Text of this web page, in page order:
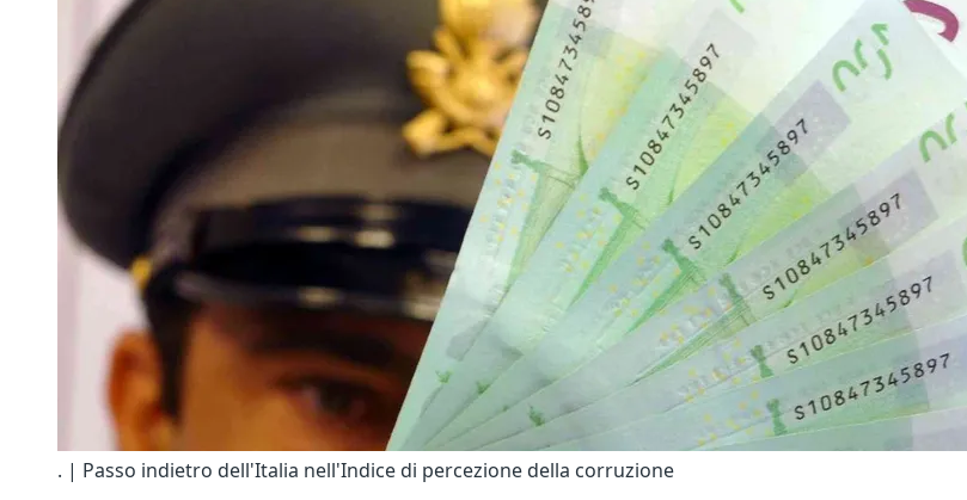
. | Passo indietro dell'Italia nell'Indice di percezione della corruzione